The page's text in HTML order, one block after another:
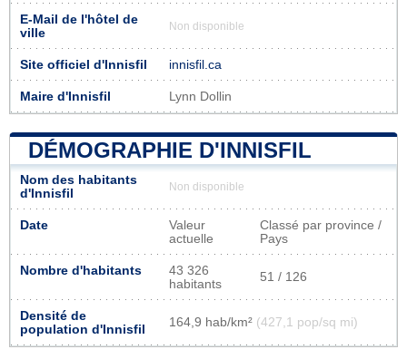
E-Mail de l'hôtel de
ville
Non disponible
Site officiel d'Innisfil innisfil.ca
Maire d'Innisfil Lynn Dollin
DÉMOGRAPHIE D'INNISFIL
Nom des habitants
d'Innisfil
Non disponible
Date
Valeur
actuelle
Classé par province /
Pays
Nombre d'habitants
43 326
habitants
51 / 126
Densité de
population d'Innisfil
164,9 hab/km² (427,1 pop/sq mi)